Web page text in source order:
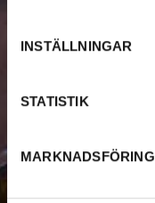
INSTÄLLNINGAR
STATISTIK
MARKNADSFÖRING